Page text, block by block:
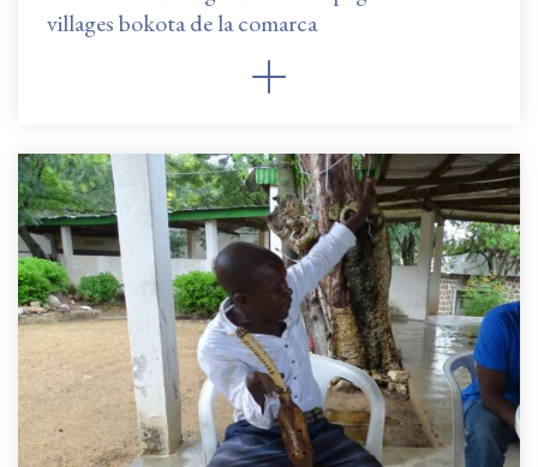
villages bokota de la comarca